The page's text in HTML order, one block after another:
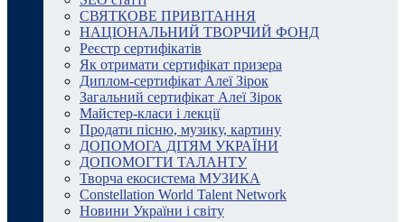
СВЯТКОВЕ ПРИВІТАННЯ
НАЦІОНАЛЬНИЙ ТВОРЧИЙ ФОНД
Реєстр сертифікатів
Як отримати сертифікат призера
Диплом-сертифікат Алеї Зірок
Загальний сертифікат Алеї Зірок
Майстер-класи і лекції
Продати пісню, музику, картину
ДОПОМОГА ДІТЯМ УКРАЇНИ
ДОПОМОГТИ ТАЛАНТУ
Творча екосистема МУЗИКА
Constellation World Talent Network
Новини України і світу